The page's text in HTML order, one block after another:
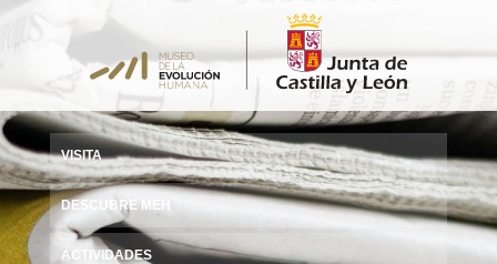
VISITA
DESCUBRE MEH
ACTIVIDADES